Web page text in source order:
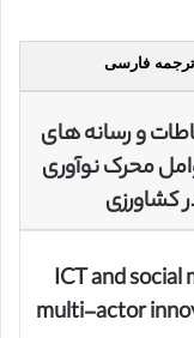
ترجمه فارسی
و رسانه های
محرک نوآوری
کشاورزی
ICT and social
multi-actor